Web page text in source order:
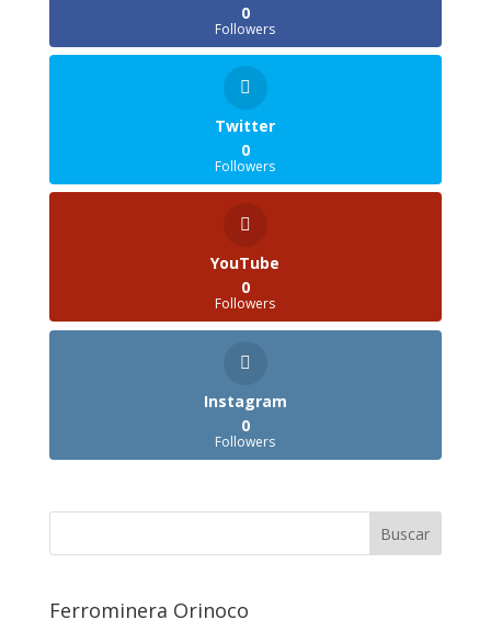
0
Followers
Twitter
0
Followers
YouTube
0
Followers
Instagram
0
Followers
Ferrominera Orinoco